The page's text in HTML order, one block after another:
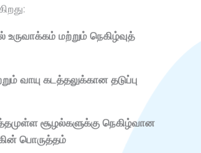
மற்றும் நெகிழ்வுத்
வாயு கடத்தலுக்கான தடுப்பு
சூழல்களுக்கு நெகிழ்வான
பொருத்தம்